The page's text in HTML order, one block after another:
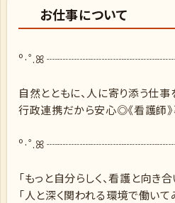
お仕事について
º·˚.ꕤ
自然とともに、人に寄り添う仕事
行政連携だから安心◎《看護師》
º·˚.ꕤ
「もっと自分らしく、看護と向き合
「人と深く関われる環境で働いて